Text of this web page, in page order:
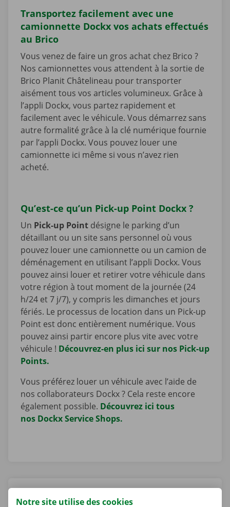
Transportez facilement avec une
camionnette Dockx vos achats effectués
au Brico
Vous venez de faire un gros achat chez Brico ?
Nos camionnettes vous attendent à la sortie de
Brico Planit Châtelineau pour transporter
aisément tous vos articles volumineux. Grâce à
l’appli Dockx, vous partez rapidement et
facilement avec le véhicule. Vous démarrez sans
autre formalité grâce à la clé numérique fournie
par l’appli Dockx. Vous pouvez louer une
camionnette ici même si vous n’avez rien
acheté.
Qu’est-ce qu’un Pick-up Point Dockx ?
Un Pick-up Point désigne le parking d’un
détaillant ou un site sans personnel où vous
pouvez louer une camionnette ou un camion de
déménagement en utilisant l’appli Dockx. Vous
pouvez ainsi louer et retirer votre véhicule dans
votre région à tout moment de la journée (24
h/24 et 7 j/7), y compris les dimanches et jours
fériés. Le processus de location dans un Pick-up
Point est donc entièrement numérique. Vous
pouvez ainsi partir encore plus vite avec votre
véhicule ! Découvrez-en plus ici sur nos Pick-up
Points.
Vous préférez louer un véhicule avec l’aide de
nos collaborateurs Dockx ? Cela reste encore
également possible. Découvrez ici tous
nos Dockx Service Shops.
Pick-up Point Châtelineau (Brico Planit)
Notre site utilise des cookies